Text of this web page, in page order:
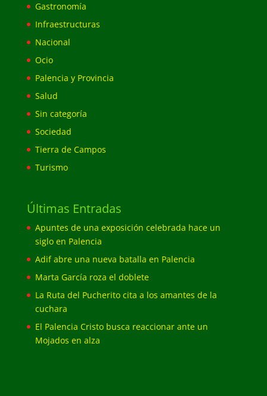
Gastronomía
Infraestructuras
Nacional
Ocio
Palencia y Provincia
Salud
Sin categoría
Sociedad
Tierra de Campos
Turismo
Últimas Entradas
Apuntes de una exposición celebrada hace un
siglo en Palencia
Adif abre una nueva batalla en Palencia
Marta García roza el doblete
La Ruta del Pucherito cita a los amantes de la
cuchara
El Palencia Cristo busca reaccionar ante un
Mojados en alza